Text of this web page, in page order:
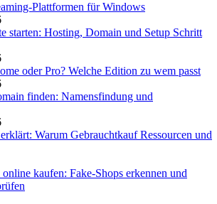
Plattformen für Windows
starten: Hosting, Domain und Setup Schritt
oder Pro? Welche Edition zu wem passt
finden: Namensfindung und
Warum Gebrauchtkauf Ressourcen und
kaufen: Fake-Shops erkennen und